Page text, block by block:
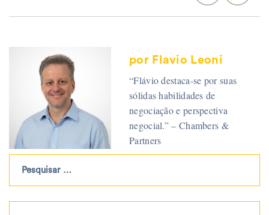
por Flavio Leoni
“Flávio destaca-se por suas
sólidas habilidades de
negociação e perspectiva
negocial.” – Chambers &
Partners